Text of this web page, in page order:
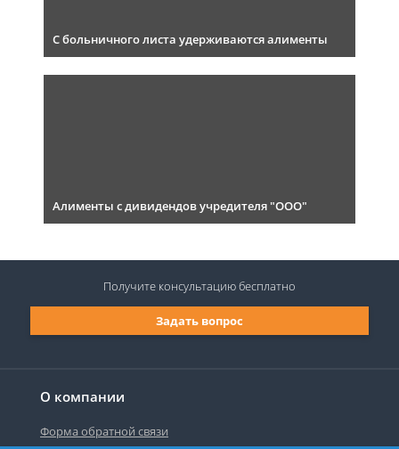
С больничного листа удерживаются алименты
Алименты с дивидендов учредителя "ООО"
О компании
Форма обратной связи
Задать вопрос
Получите консультациюбесплатно